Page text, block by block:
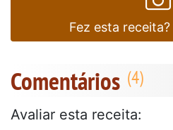
Fez esta
Comentários
Avaliar esta receita: